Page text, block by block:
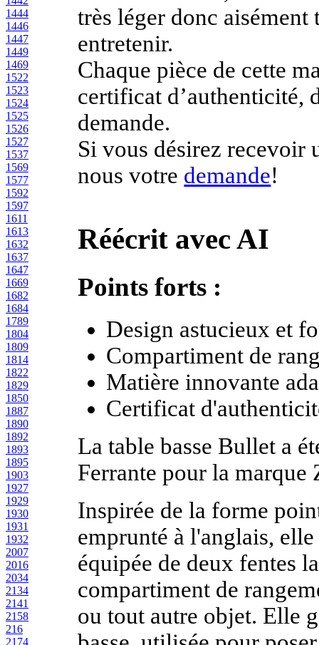
1444
1446
1447
1449
1469
1522
1523
1524
1525
1526
1527
1537
1569
1577
1592
1597
1611
1613
1632
1637
1647
1669
1682
1684
1789
1804
1809
1814
1822
1829
1850
1887
1890
1892
1893
1895
1903
1927
1929
1930
1931
1932
2007
2016
2034
2134
2141
2158
216
2174
très léger donc
entretenir.
Chaque pièce de cette
certificat d’authenticité,
demande.
Si vous désirez recevoir
nous votre demande!
Réécrit avec AI
Points forts :
Design astucieux et
Compartiment de
Matière innovante
Certificat
La table basse Bullet a
Ferrante pour la marque
Inspirée de la forme
emprunté à l'anglais,
équipée de deux fentes
compartiment de
ou tout autre objet. Elle